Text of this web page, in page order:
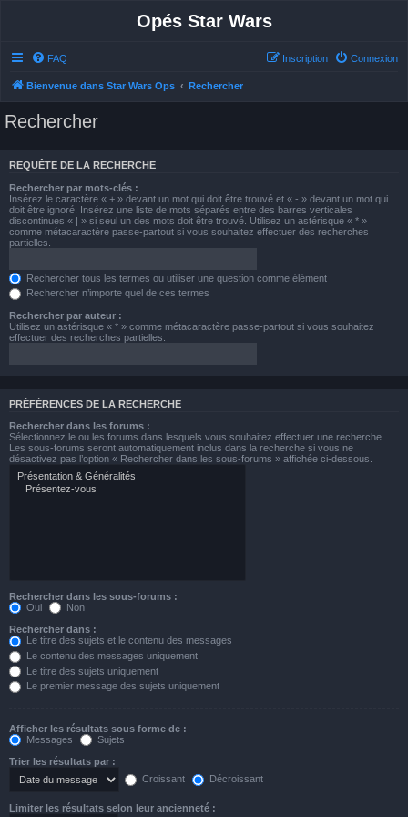
Opés Star Wars
FAQ Connexion
Inscription
Bienvenue dans Star Wars Ops Rechercher
Rechercher
REQUÊTE DE LA RECHERCHE
Rechercher par mots-clés :
Insérez le caractère « + » devant un mot qui doit être trouvé et « - » devant un mot qui
doit être ignoré. Insérez une liste de mots séparés entre des barres verticales
discontinues « | » si seul un des mots doit être trouvé. Utilisez un astérisque « * »
comme métacaractère passe-partout si vous souhaitez effectuer des recherches
partielles.
Rechercher tous les termes ou utiliser une question comme élément
Rechercher n’importe quel de ces termes
Rechercher par auteur :
Utilisez un astérisque « * » comme métacaractère passe-partout si vous souhaitez
effectuer des recherches partielles.
PRÉFÉRENCES DE LA RECHERCHE
Rechercher dans les forums :
Sélectionnez le ou les forums dans lesquels vous souhaitez effectuer une recherche.
Les sous-forums seront automatiquement inclus dans la recherche si vous ne
désactivez pas l’option « Rechercher dans les sous-forums » affichée ci-dessous.
Rechercher dans les sous-forums :
Oui
Non
Rechercher dans :
Le titre des sujets et le contenu des messages
Le contenu des messages uniquement
Le titre des sujets uniquement
Le premier message des sujets uniquement
Afficher les résultats sous forme de :
Messages
Sujets
Trier les résultats par :
Croissant
Décroissant
Limiter les résultats selon leur ancienneté :